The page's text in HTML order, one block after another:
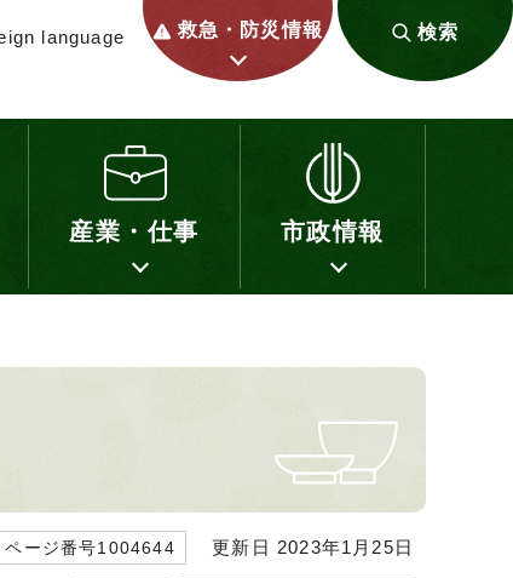
language 救急・防災情報 検索
産業・仕事 市政情報
ページ番号1004644 更新日 2023年1月25日